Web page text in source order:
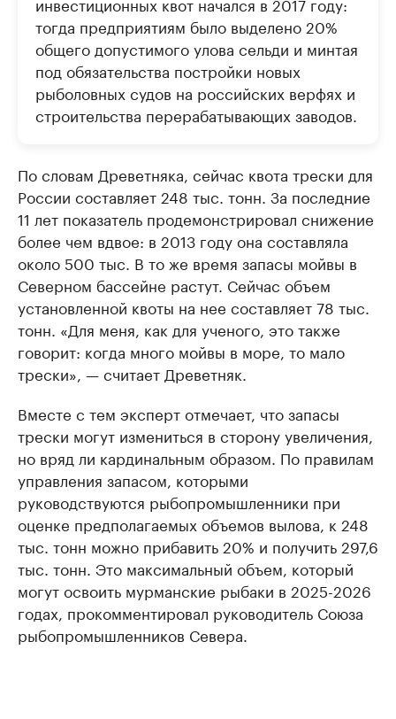
тогда предприятиям было выделено 20%
общего допустимого улова сельди и минтая
под обязательства постройки новых
рыболовных судов на российских верфях и
строительства перерабатывающих заводов.
По словам Древетняка, сейчас квота трески для
России составляет 248 тыс. тонн. За последние
11 лет показатель продемонстрировал снижение
более чем вдвое: в 2013 году она составляла
около 500 тыс. В то же время запасы мойвы в
Северном бассейне растут. Сейчас объем
установленной квоты на нее составляет 78 тыс.
тонн. «Для меня, как для ученого, это также
говорит: когда много мойвы в море, то мало
трески», — считает Древетняк.
Вместе с тем эксперт отмечает, что запасы
трески могут измениться в сторону увеличения,
но вряд ли кардинальным образом. По правилам
управления запасом, которыми
руководствуются рыбопромышленники при
оценке предполагаемых объемов вылова, к 248
тыс. тонн можно прибавить 20% и получить 297,6
тыс. тонн. Это максимальный объем, который
могут освоить мурманские рыбаки в 2025-2026
годах, прокомментировал руководитель Союза
рыбопромышленников Севера.